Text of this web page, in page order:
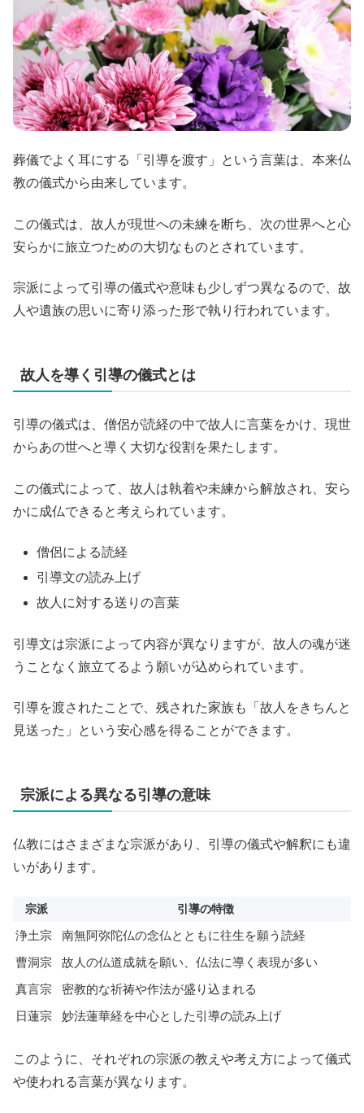
葬儀でよく耳にする「引導を渡す」という言葉は、本来仏
教の儀式から由来しています。
この儀式は、故人が現世への未練を断ち、次の世界へと心
安らかに旅立つための大切なものとされています。
宗派によって引導の儀式や意味も少しずつ異なるので、故
人や遺族の思いに寄り添った形で執り行われています。
故人を導く引導の儀式とは
引導の儀式は、僧侶が読経の中で故人に言葉をかけ、現世
からあの世へと導く大切な役割を果たします。
この儀式によって、故人は執着や未練から解放され、安ら
かに成仏できると考えられています。
僧侶による読経
引導文の読み上げ
故人に対する送りの言葉
引導文は宗派によって内容が異なりますが、故人の魂が迷
うことなく旅立てるよう願いが込められています。
引導を渡されたことで、残された家族も「故人をきちんと
見送った」という安心感を得ることができます。
宗派による異なる引導の意味
仏教にはさまざまな宗派があり、引導の儀式や解釈にも違
いがあります。
宗派 引導の特徴
浄土宗
南無阿弥陀仏の念仏とともに往生を願う読経
曹洞宗
故人の仏道成就を願い、仏法に導く表現が多い
真言宗
密教的な祈祷や作法が盛り込まれる
日蓮宗
妙法蓮華経を中心とした引導の読み上げ
このように、それぞれの宗派の教えや考え方によって儀式
や使われる言葉が異なります。